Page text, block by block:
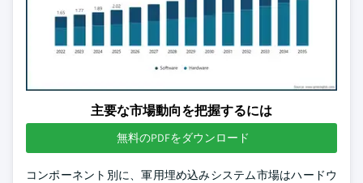
主要な市場動向を把握するには
無料のPDFをダウンロード
コンポーネント別に、軍用埋め込みシステム市場はハードウ